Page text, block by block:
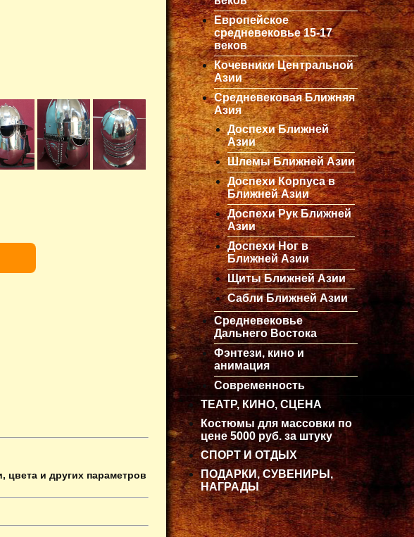
цвета и других параметров
Европейское
средневековье 15-17
веков
Кочевники Центральной
Азии
Средневековая Ближняя
Азия
Доспехи Ближней
Азии
Шлемы Ближней Азии
Доспехи Корпуса в
Ближней Азии
Доспехи Рук Ближней
Азии
Доспехи Ног в
Ближней Азии
Щиты Ближней Азии
Сабли Ближней Азии
Средневековье
Дальнего Востока
Фэнтези, кино и
анимация
Современность
ТЕАТР, КИНО, СЦЕНА
Костюмы для массовки по
цене 5000 руб. за штуку
СПОРТ И ОТДЫХ
ПОДАРКИ, СУВЕНИРЫ,
НАГРАДЫ